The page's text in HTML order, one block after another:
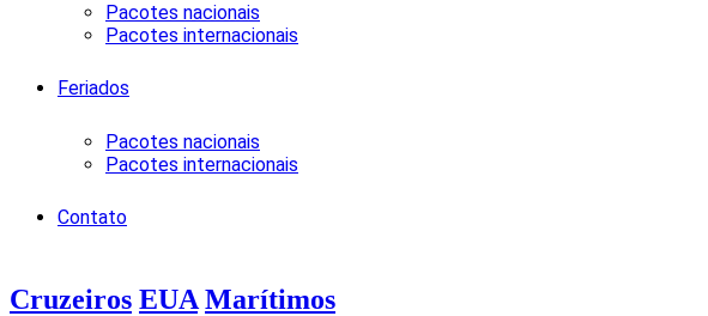
Pacotes nacionais
Pacotes internacionais
Feriados
Pacotes nacionais
Pacotes internacionais
Contato
Cruzeiros EUA Marítimos